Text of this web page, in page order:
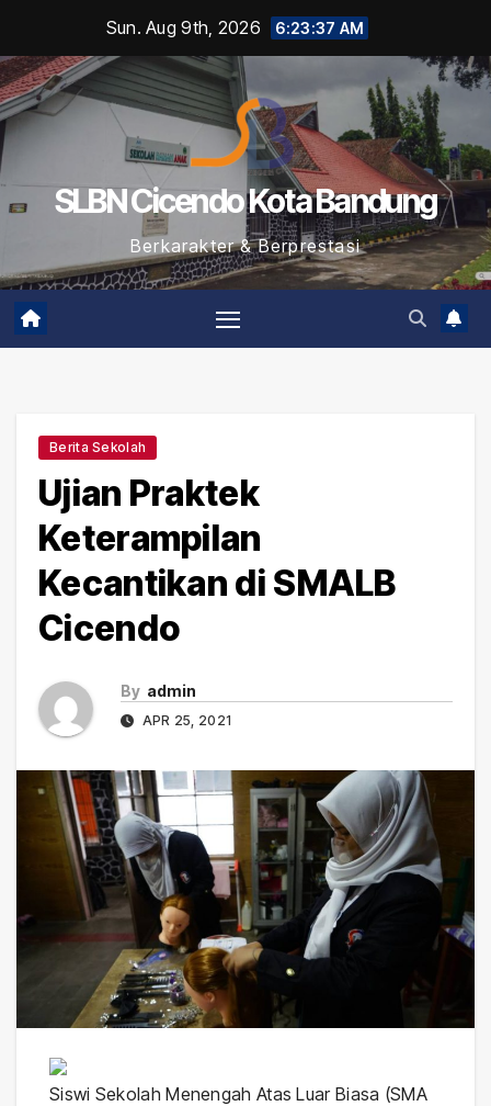
content
Sun. Aug 9th, 2026 6:23:37 AM
SLBN Cicendo Kota Bandung
Berkarakter & Berprestasi
Berita Sekolah
Ujian Praktek
Keterampilan
Kecantikan di SMALB
Cicendo
By admin
APR 25, 2021
Siswi Sekolah Menengah Atas Luar Biasa (SMA